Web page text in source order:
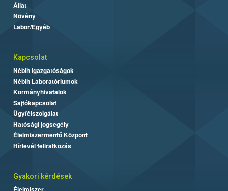
Állat
Növény
Labor/Egyéb
Kapcsolat
Nébih Igazgatóságok
Nébih Laboratóriumok
Kormányhivatalok
Sajtókapcsolat
Ügyfélszolgálat
Hatósági jogsegély
Élelmiszermentő Központ
Hírlevél feliratkozás
Gyakori kérdések